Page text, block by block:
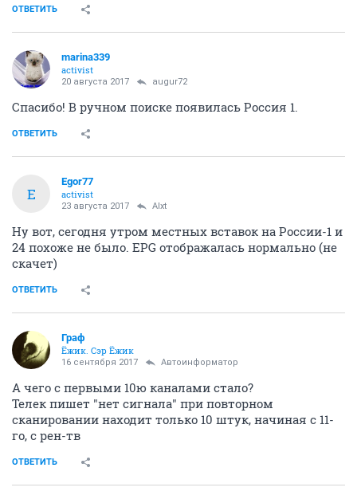
ОТВЕТИТЬ
marina339
activist
20 августа 2017 augur72
Спасибо! В ручном поиске появилась Россия 1.
ОТВЕТИТЬ
E
Egor77
activist
23 августа 2017 Alxt
Ну вот, сегодня утром местных вставок на России-1 и
24 похоже не было. EPG отображалась нормально (не
скачет)
ОТВЕТИТЬ
Граф
Ёжик. Сэр Ёжик
16 сентября 2017 Автоинформатор
А чего с первыми 10ю каналами стало?
Телек пишет "нет сигнала" при повторном
сканировании находит только 10 штук, начиная с 11-
го, с рен-тв
ОТВЕТИТЬ